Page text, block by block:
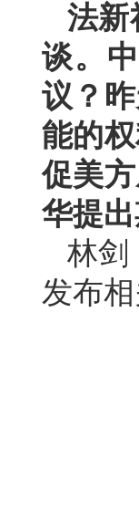
法新
谈。
议？
能的
促美
华提
林剑
发布